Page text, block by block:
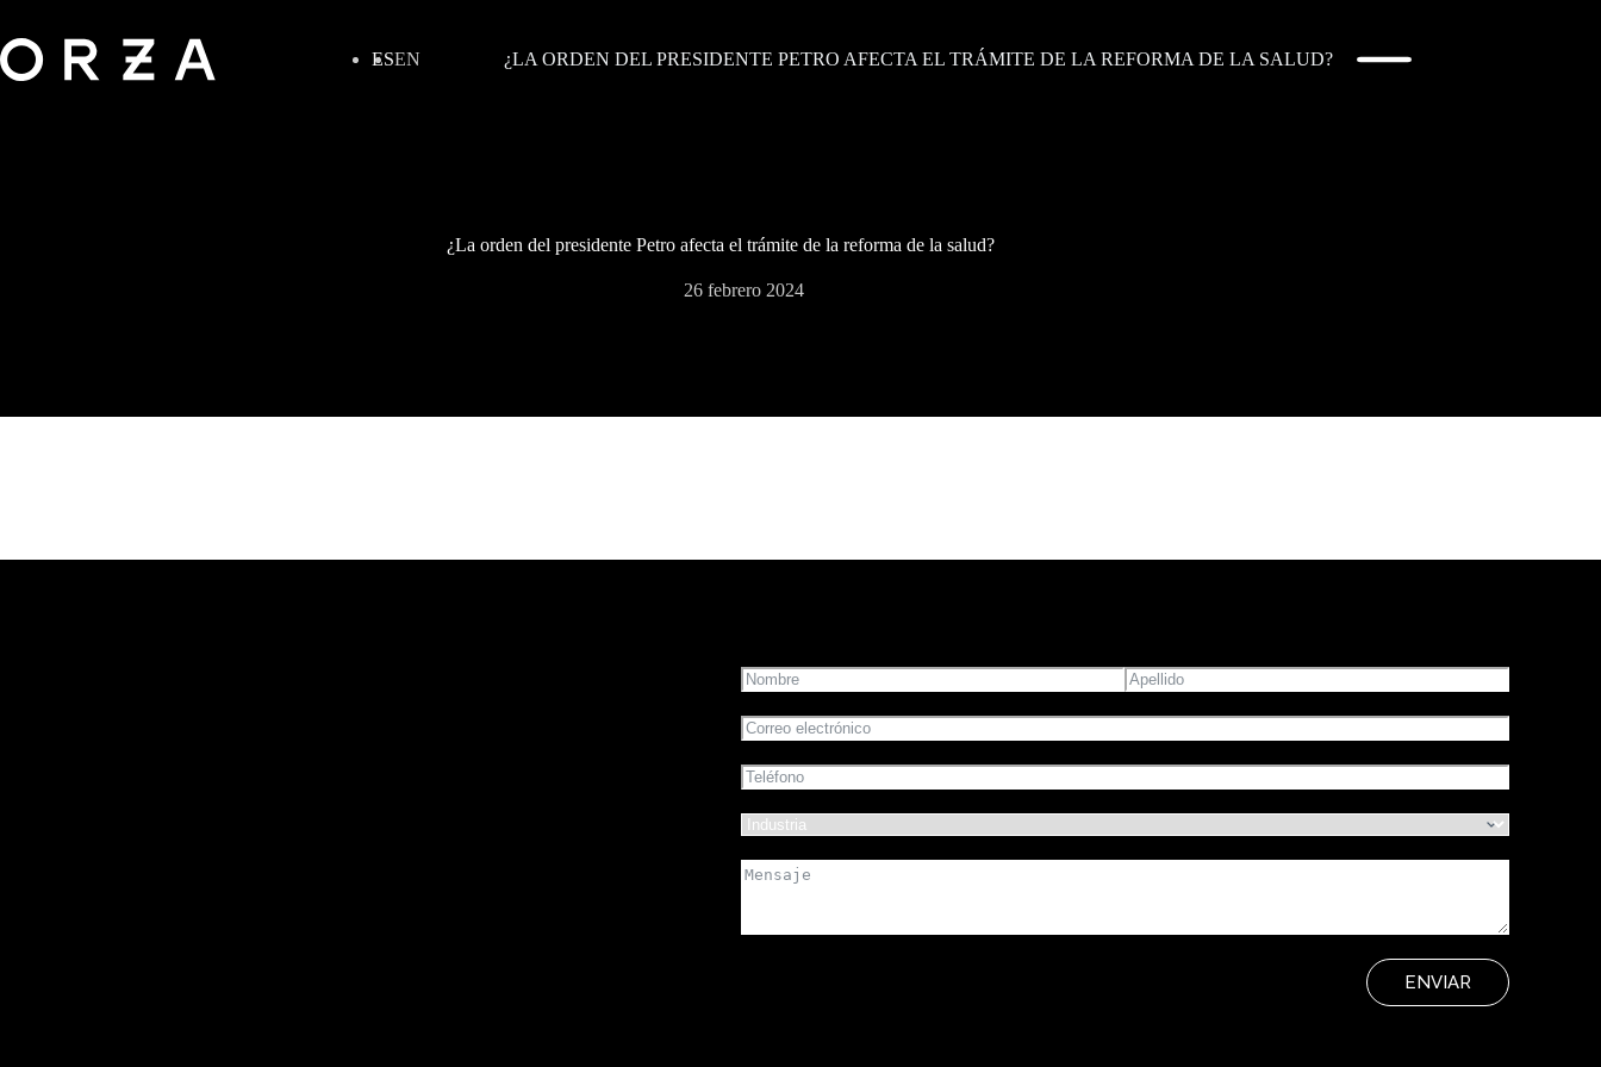
ESEN ¿LA ORDEN DEL PRESIDENTE PETRO AFECTA EL TRÁMITE DE LA REFORMA DE LA SALUD?
¿La orden del presidente Petro afecta el trámite de la reforma de la salud?
26 febrero 2024
ENVIAR